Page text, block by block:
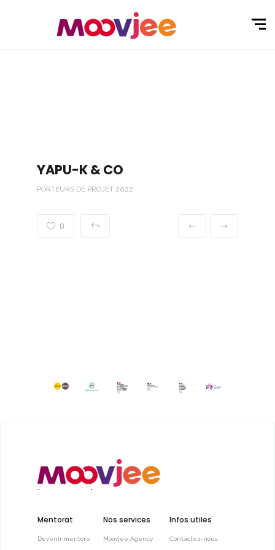
YAPU-K & CO
PORTEURS DE PROJET 2022
0
Mentorat
Devenir mentoré
Nos services
Moovjee Agency
Infos utiles
Contactez-nous